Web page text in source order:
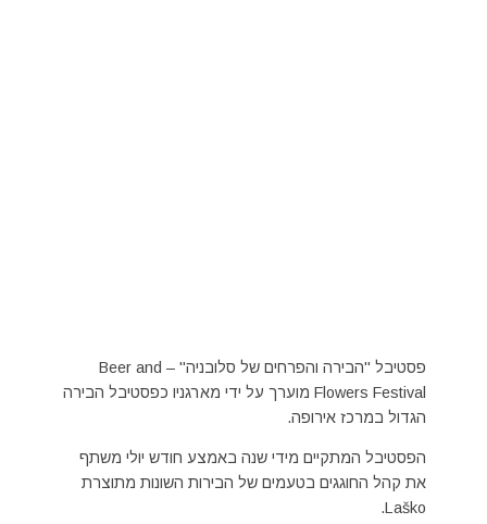
פסטיבל "הבירה והפרחים של סלובניה" – Beer and
Flowers Festival מוערך על ידי מארגניו כפסטיבל הבירה
הגדול במרכז אירופה.
הפסטיבל המתקיים מידי שנה באמצע חודש יולי משתף
את קהל החוגגים בטעמים של הבירות השונות מתוצרת
Laško.